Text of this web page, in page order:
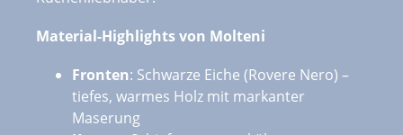
Material-Highlights von Molteni
Fronten: Schwarze Eiche (Rovere Nero) –
tiefes, warmes Holz mit markanter
Maserung